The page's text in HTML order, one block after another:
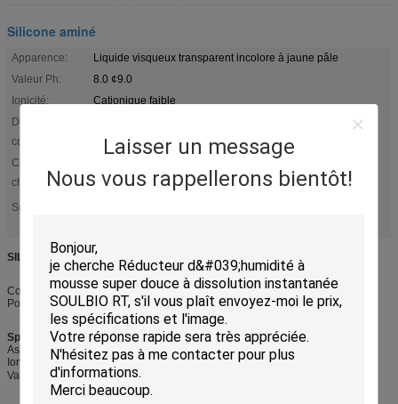
Laisser un message
Nous vous rappellerons bientôt!
Silicone aminé
Apparence:
Liquide visqueux transparent incolore à jaune pâle
Valeur Ph:
8.0 ¢9.0
Ionicité:
Cationique faible
Durée de
conservation:
Composition
chimique:
Surligner:
SILISOFT GB-SO1800 (Silicone Aminé)
Composition chimique
Polysiloxane amino modifié
Spécification technique
Aspect : Liquide visqueux transparent incolore à jaune pâle
Ionicité : faiblement cationique
Valeur PH : 8,0 ～ 9,0